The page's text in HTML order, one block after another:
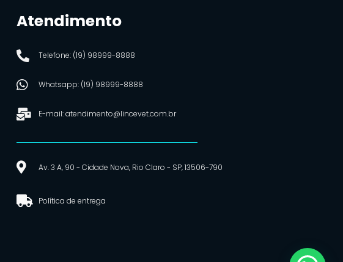
Atendimento
Telefone: (19) 98999-8888
Whatsapp: (19) 98999-8888
E-mail: atendimento@lincevet.com.br
Av. 3 A, 90 - Cidade Nova, Rio Claro - SP, 13506-790
Política de entrega